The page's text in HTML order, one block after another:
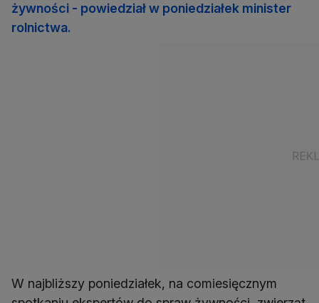
żywności - powiedział w poniedziałek minister
rolnictwa.
W najbliższy poniedziałek, na comiesięcznym